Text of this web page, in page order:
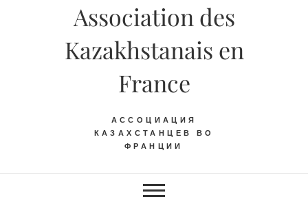
Association des
Kazakhstanais en
France
АССОЦИАЦИЯ
КАЗАХСТАНЦЕВ ВО
ФРАНЦИИ